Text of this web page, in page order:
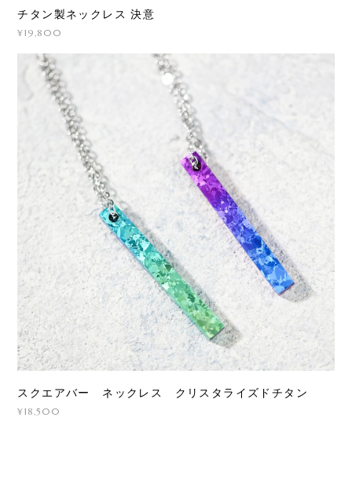
チタン製ネックレス 決意
¥19,800
スクエアバー ネックレス クリスタライズドチタン
¥18,500